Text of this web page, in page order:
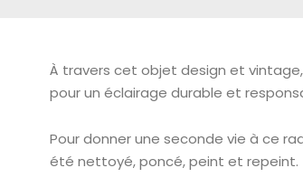
À travers cet objet design et
pour un éclairage durable et
Pour donner une seconde vie à ce
été nettoyé, poncé, peint et repeint.